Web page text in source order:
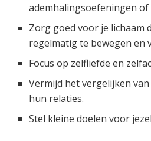
ademhalingsoefeningen of
Zorg goed voor je lichaam
regelmatig te bewegen en
Focus op zelfliefde en
Vermijd het vergelijken
hun relaties.
Stel kleine doelen voor